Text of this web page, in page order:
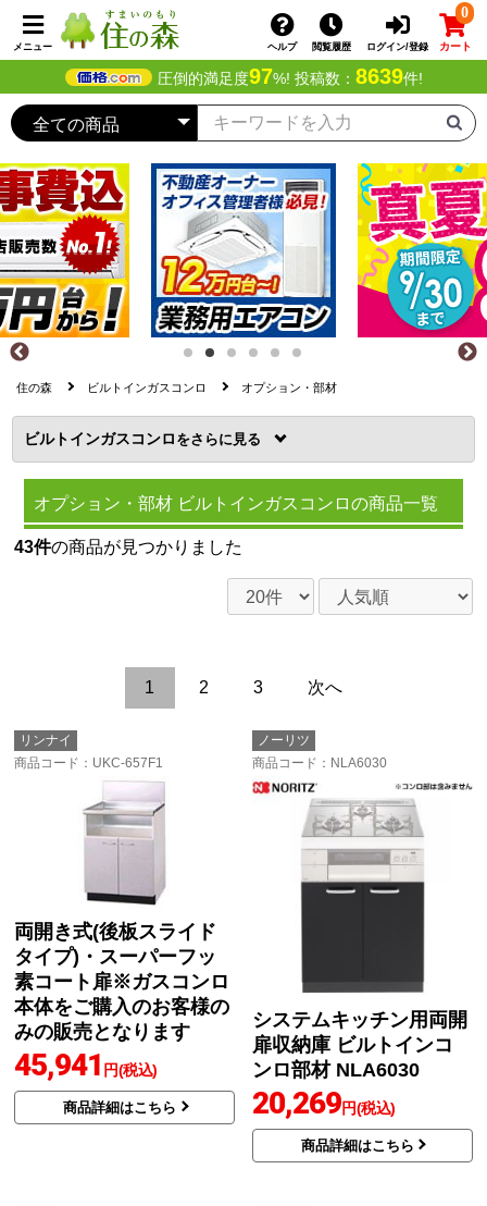
メニュー ヘルプ 閲覧履歴 ログイン/登録
0
カート
圧倒的満足度97%! 投稿数： 8639件!
住の森 ビルトインガスコンロ オプション・部材
ビルトインガスコンロ を
オプション・部材 ビルトインガスコンロの商品一覧
43件の商品が見つかりました
1 2 3 次へ
リンナイ
商品コード ：UKC-657F1
両開き式(後板スライド
タイプ)・スーパーフッ
素コート扉※ガスコンロ
本体をご購入のお客様の
みの販売となります
45,941 円(税込)
商品詳細はこちら
ノーリツ
商品コード ：NLA6030
システムキッチン用両開
扉収納庫 ビルトインコ
ンロ部材 NLA6030
20,269円(税込)
商品詳細はこちら